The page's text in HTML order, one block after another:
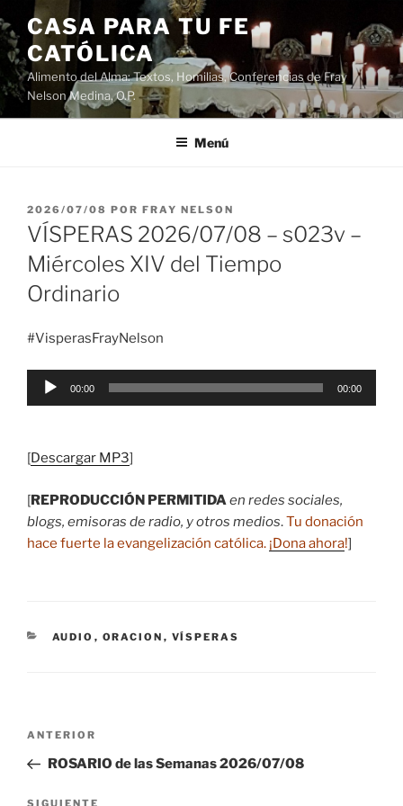
Saltar
al
contenido
CASA PARA TU FE
CATÓLICA
Alimento del Alma: Textos, Homilias, Conferencias de Fray
Nelson Medina, O.P.
Menú
PUBLICADO
EL
2026/07/08 POR FRAY NELSON
VÍSPERAS 2026/07/08 – s023v –
Miércoles XIV del Tiempo
Ordinario
#VisperasFrayNelson
Reproductor
00:00 00:00
[Descargar MP3]
[REPRODUCCIÓN PERMITIDAen redes sociales,
blogs, emisoras de radio, y otros medios.Tu donación
hace fuerte la evangelización católica. ¡Dona ahora!]
CATEGORÍAS
AUDIO , ORACION , VÍSPERAS
Navegación
entradas
Entrada
anterior:
ANTERIOR
ROSARIO de las Semanas 2026/07/08
SIGUIENTE